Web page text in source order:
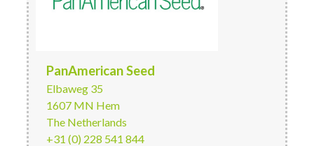
PanAmerican Seed
Elbaweg 35
1607 MN Hem
The Netherlands
+31 (0) 228 541 844